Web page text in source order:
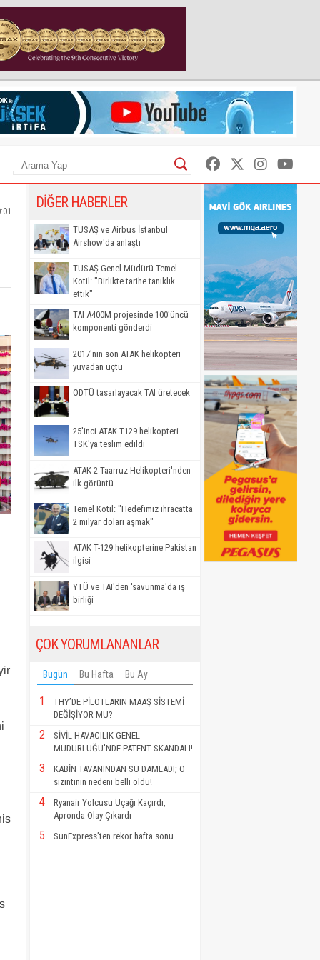
DİĞER HABERLER
TUSAŞ ve Airbus İstanbul
Airshow'da anlaştı
TUSAŞ Genel Müdürü Temel
Kotil: "Birlikte tarihe tanıklık
ettik"
TAI A400M projesinde 100'üncü
komponenti gönderdi
2017'nin son ATAK helikopteri
yuvadan uçtu
ODTÜ tasarlayacak TAI üretecek
25'inci ATAK T129 helikopteri
TSK'ya teslim edildi
ATAK 2 Taarruz Helikopteri'nden
ilk görüntü
Temel Kotil: "Hedefimiz ihracatta
2 milyar doları aşmak"
ATAK T-129 helikopterine Pakistan
ilgisi
YTÜ ve TAI'den 'savunma'da iş
birliği
ÇOK YORUMLANANLAR
Bugün Bu Hafta Bu Ay
1
THY’DE PİLOTLARIN MAAŞ SİSTEMİ
DEĞİŞİYOR MU?
2
SİVİL HAVACILIK GENEL
MÜDÜRLÜĞÜ'NDE PATENT SKANDALI!
3
KABİN TAVANINDAN SU DAMLADI; O
sızıntının nedeni belli oldu!
4
Ryanair Yolcusu Uçağı Kaçırdı,
Apronda Olay Çıkardı
5 SunExpress’ten rekor hafta sonu